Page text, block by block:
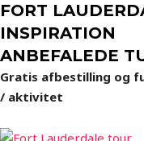
FORT
INSPIRATION
ANBEFALEDE
Gratis afbestilling og
/ aktivitet